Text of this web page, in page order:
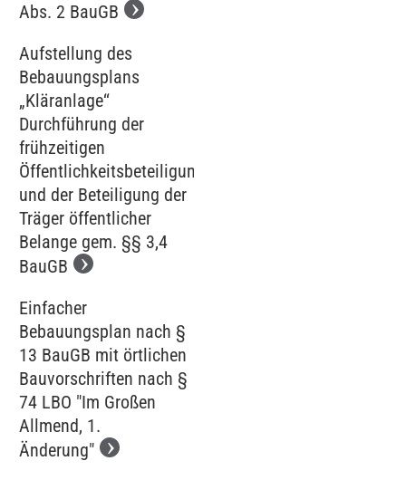
Abs. 2 BauGB
Aufstellung des
Bebauungsplans
„Kläranlage‘‘
Durchführung der
frühzeitigen
Öffentlichkeitsbeteiligung
und der Beteiligung der
Träger öffentlicher
Belange gem. §§ 3,4
BauGB
Einfacher
Bebauungsplan nach §
13 BauGB mit örtlichen
Bauvorschriften nach §
74 LBO "Im Großen
Allmend, 1.
Änderung"